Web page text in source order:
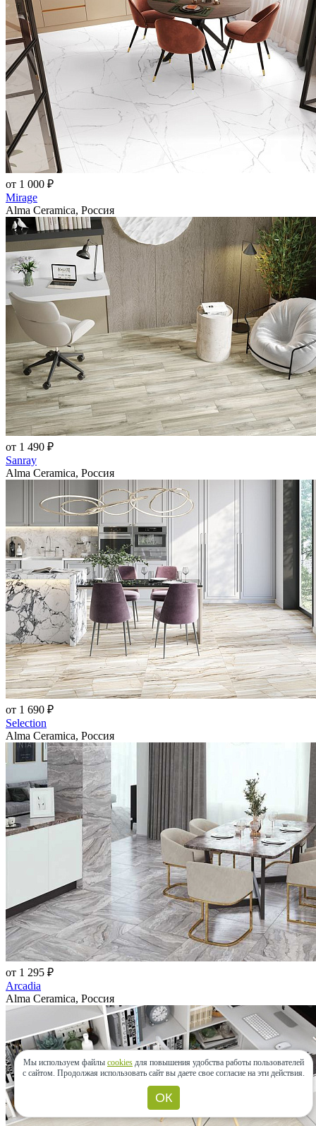
от 1 000 ₽
Mirage
Alma Ceramica, Россия
от 1 490 ₽
Sanray
Alma Ceramica, Россия
от 1 690 ₽
Selection
Alma Ceramica, Россия
от 1 295 ₽
Arcadia
Alma Ceramica, Россия
Мы используем файлы cookies для повышения удобства работы пользователей
с сайтом. Продолжая использовать сайт вы даете свое согласие на эти действия.
ОК